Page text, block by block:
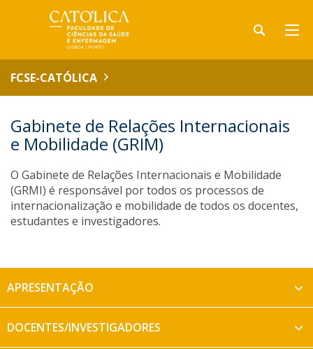
FCSE-CATÓLICA
Gabinete de Relações Internacionais
e Mobilidade (GRIM)
O Gabinete de Relações Internacionais e Mobilidade
(GRMI) é responsável por todos os processos de
internacionalização e mobilidade de todos os docentes,
estudantes e investigadores.
APRESENTAÇÃO
DOCENTES/INVESTIGADORES